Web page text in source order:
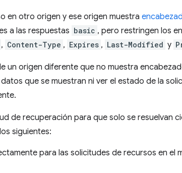
en otro origen y ese origen muestra
a las respuestas basic , pero restringen los
, Content-Type , Expires , Last-Modified y
un origen diferente que no muestra
que se muestran ni ver el estado de la
de recuperación para que solo se resuelvan
siguientes:
para las solicitudes de recursos en el